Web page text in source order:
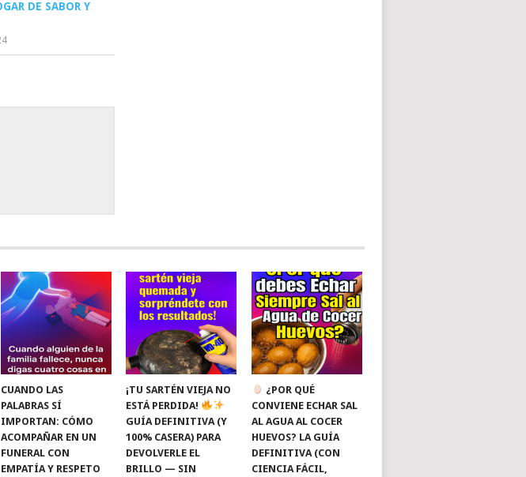
DE SABOR Y
CUANDO LAS
PALABRAS SÍ
IMPORTAN: CÓMO
ACOMPAÑAR EN UN
FUNERAL CON
EMPATÍA Y RESPETO
¡TU SARTÉN VIEJA NO
ESTÁ PERDIDA!
GUÍA DEFINITIVA (Y
100% CASERA) PARA
DEVOLVERLE EL
BRILLO — SIN
¿POR QUÉ
CONVIENE ECHAR SAL
AL AGUA AL COCER
HUEVOS? LA GUÍA
DEFINITIVA (CON
CIENCIA FÁCIL,